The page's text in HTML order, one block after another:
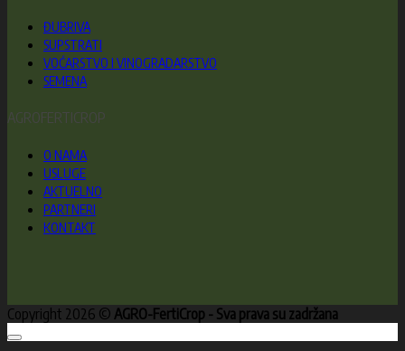
ĐUBRIVA
SUPSTRATI
VOĆARSTVO I VINOGRADARSTVO
SEMENA
AGROFERTICROP
O NAMA
USLUGE
AKTUELNO
PARTNERI
KONTAKT
Copyright 2026 © AGRO-FertiCrop - Sva prava su zadržana